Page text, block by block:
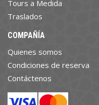
Tours a Medida
Traslados
COMPAÑÍA
Quienes somos
Condiciones de reserva
Contáctenos